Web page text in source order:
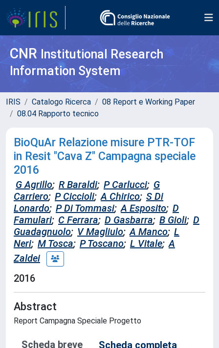
CNR Institutional Research
Information System
IRIS Catalogo Ricerca
08 Report e Working Paper
08.04 Rapporto tecnico
BioQuAr Relazione misure PTR-TOF
in Resit "Cava Z" Campagna speciale
2016
G Agrillo; R Baraldi; P Carlucci; G
Carriero; P Ciccioli; A Chirico; S Di
Lonardo; P Di Tommasi; A Esposito; D
Famulari; C Ferrara; D Gasbarra; B Gioli; D
Guadagnuolo; V Magliulo; A Manco; L
Neri; M Tosca; P Toscano; L Vitale; A
Zaldei
2016
Abstract
Report Campagna Speciale Progetto
Scheda breve
Scheda completa